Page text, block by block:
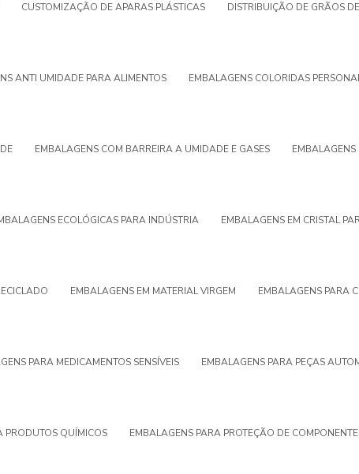
CUSTOMIZAÇÃO DE APARAS PLÁSTICAS DISTRIBUIÇÃO DE GRÃOS
ANTI UMIDADE PARA ALIMENTOS EMBALAGENS COLORIDAS
EMBALAGENS COM BARREIRA A UMIDADE E GASES
ECOLÓGICAS PARA INDÚSTRIA EMBALAGENS EM CRISTAL
EMBALAGENS EM MATERIAL VIRGEM EMBALAGENS PARA
PARA MEDICAMENTOS SENSÍVEIS EMBALAGENS PARA PEÇAS
PRODUTOS QUÍMICOS EMBALAGENS PARA PROTEÇÃO DE